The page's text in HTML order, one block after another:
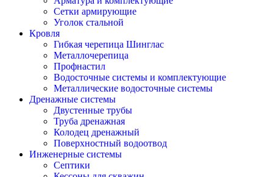
Сетки армирующие
Уголок стальной
Кровля
Гибкая черепица Шинглас
Металлочерепица
Профнастил
Водосточные системы и комплектующие
Металлические водосточные системы
Дренажные системы
Двустенные трубы
Труба дренажная
Колодец дренажный
Поверхностный водоотвод
Инженерные системы
Септики